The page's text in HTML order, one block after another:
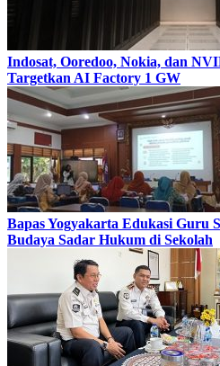
Indosat, Ooredoo, Nokia, dan
Targetkan AI Factory 1 GW
Bapas Yogyakarta Edukasi Guru
Budaya Sadar Hukum di Sekolah